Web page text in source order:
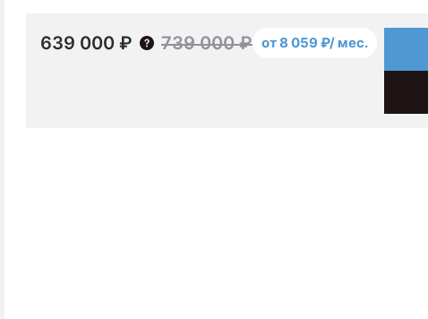
639 000 ₽ 739 000 ₽ от 8 059 ₽/ мес.